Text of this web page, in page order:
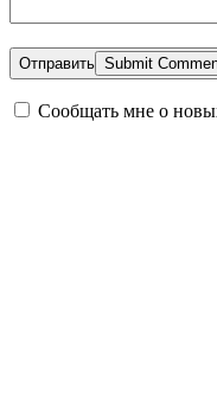
Отправить
Сообщать мне о